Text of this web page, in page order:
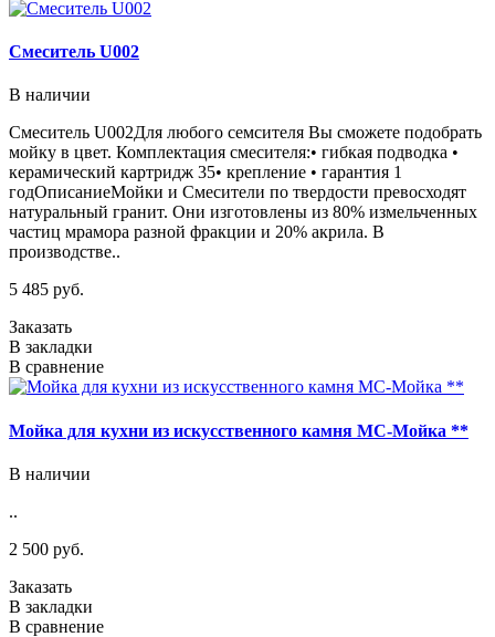
Смеситель U002
В наличии
Смеситель U002Для любого семсителя Вы сможете подобрать
мойку в цвет. Комплектация смесителя:• гибкая подводка •
керамический картридж 35• крепление • гарантия 1
годОписаниеМойки и Смесители по твердости превосходят
натуральный гранит. Они изготовлены из 80% измельченных
частиц мрамора разной фракции и 20% акрила. В
производстве..
5 485 руб.
Заказать
В закладки
В сравнение
Мойка для кухни из искусственного камня МС-Мойка **
В наличии
..
2 500 руб.
Заказать
В закладки
В сравнение